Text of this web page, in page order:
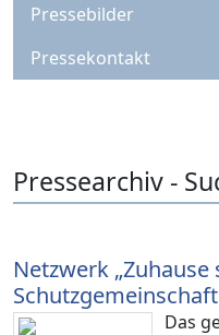
Pressebilder
Pressekontakt
Pressearchiv -
Netzwerk
Das